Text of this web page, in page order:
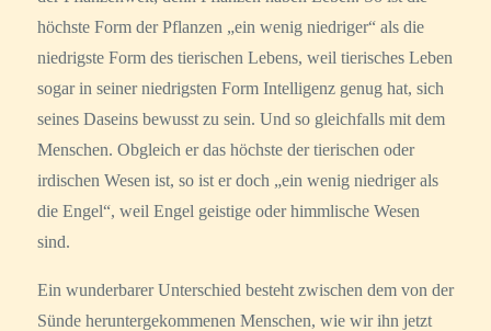
höchste Form der Pflanzen „ein wenig niedriger“ als die
niedrigste Form des tierischen Lebens, weil tierisches Leben
sogar in seiner niedrigsten Form Intelligenz genug hat, sich
seines Daseins bewusst zu sein. Und so gleichfalls mit dem
Menschen. Obgleich er das höchste der tierischen oder
irdischen Wesen ist, so ist er doch „ein wenig niedriger als
die Engel“, weil Engel geistige oder himmlische Wesen
sind.
Ein wunderbarer Unterschied besteht zwischen dem von der
Sünde heruntergekommenen Menschen, wie wir ihn jetzt